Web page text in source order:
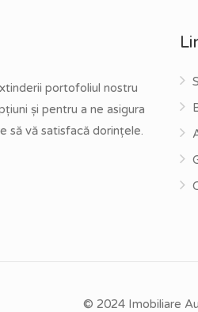
portofoliul nostru
și pentru a ne asigura
să vă satisfacă dorințele.
© 2024 Imobiliare